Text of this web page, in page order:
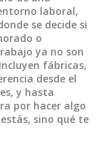
laboral,
se decide si
o
ya no son
fábricas,
desde el
y hasta
por hacer algo
sino qué te